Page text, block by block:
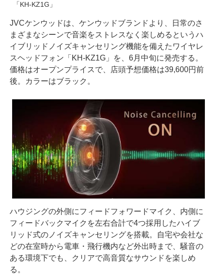
「KH-KZ1G」
JVCケンウッドは、ケンウッドブランドより、日常のさ
まざまなシーンで音楽をストレスなく楽しめるというハ
イブリッドノイズキャンセリング機能を備えたワイヤレ
スヘッドフォン「KH-KZ1G」を、6月中旬に発売する。
価格はオープンプライスで、店頭予想価格は39,600円前
後。カラーはブラック。
ハウジングの外側にフィードフォワードマイク、内側に
フィードバックマイクを左右合計で4つ採用したハイブ
リッド式のノイズキャンセリングを搭載。自宅や会社な
どの在室時から電車・飛行機内など外出時まで、騒音の
ある環境下でも、クリアで高音質なサウンドを楽しめ
る。